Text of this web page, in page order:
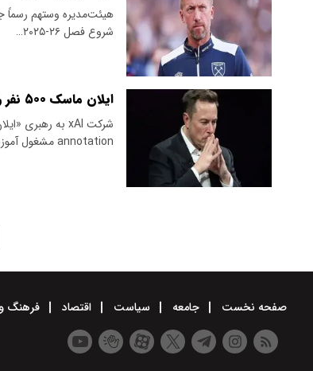
هیئت‌مدیره وستهم رسماً
شروع فصل ۲۶-۲۰۲۵…
ایلان ماسک ۵۰۰ نفر را اخراج کرد
annotation مشغول آموزش مدل…
صفحه نخست جامعه سیاست اقتصاد فرهنگ